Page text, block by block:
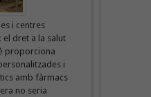
i centres
dret a la salut
proporciona
i
amb fàrmacs
no seria